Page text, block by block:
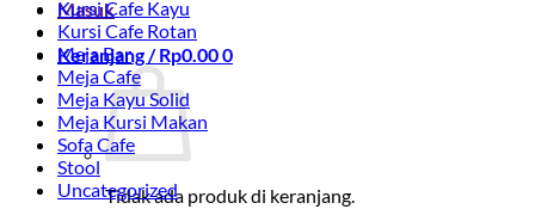
Masuk
Keranjang /Rp0.000
Tidak ada produk di keranjang.
Kursi Cafe Kayu
Kursi Cafe Rotan
Meja Bar
Meja Cafe
Meja Kayu Solid
Meja Kursi Makan
Sofa Cafe
Stool
Uncategorized